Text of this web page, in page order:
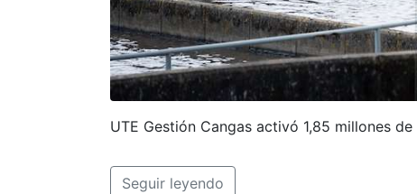
UTE Gestión Cangas activó 1,85 millones
Seguir leyendo